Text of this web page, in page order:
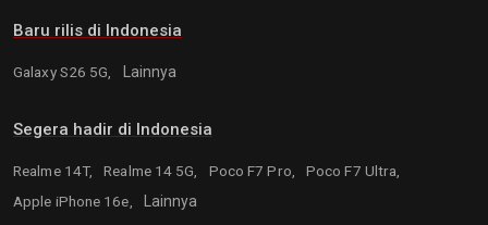
Baru rilis di Indonesia
Galaxy S26 5G, Lainnya
Segera hadir di Indonesia
Realme 14T, Realme 14 5G, Poco F7 Pro,
Poco F7 Ultra,
Apple iPhone 16e,
Lainnya